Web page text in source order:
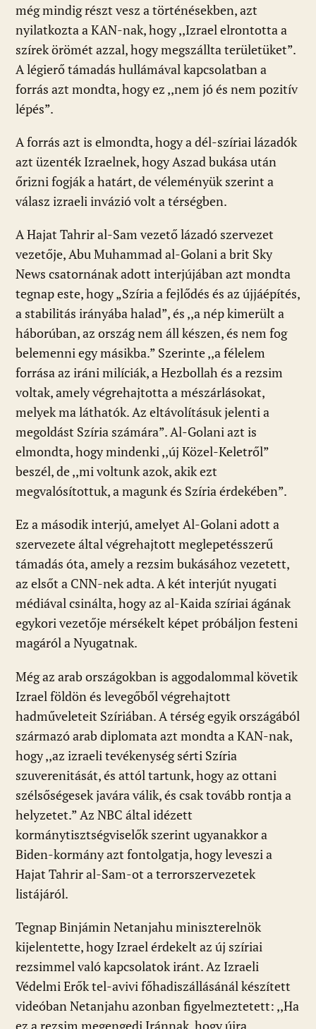
még mindig részt vesz a történésekben, azt
nyilatkozta a KAN-nak, hogy ,,Izrael elrontotta a
szírek örömét azzal, hogy megszállta területüket”.
A légierő támadás hullámával kapcsolatban a
forrás azt mondta, hogy ez ,,nem jó és nem pozitív
lépés”.
A forrás azt is elmondta, hogy a dél-szíriai lázadók
azt üzenték Izraelnek, hogy Aszad bukása után
őrizni fogják a határt, de véleményük szerint a
válasz izraeli invázió volt a térségben.
A Hajat Tahrir al-Sam vezető lázadó szervezet
vezetője, Abu Muhammad al-Golani a brit Sky
News csatornának adott interjújában azt mondta
tegnap este, hogy „Szíria a fejlődés és az újjáépítés,
a stabilitás irányába halad”, és ,,a nép kimerült a
háborúban, az ország nem áll készen, és nem fog
belemenni egy másikba.” Szerinte ,,a félelem
forrása az iráni milíciák, a Hezbollah és a rezsim
voltak, amely végrehajtotta a mészárlásokat,
melyek ma láthatók. Az eltávolításuk jelenti a
megoldást Szíria számára”. Al-Golani azt is
elmondta, hogy mindenki ,,új Közel-Keletről”
beszél, de ,,mi voltunk azok, akik ezt
megvalósítottuk, a magunk és Szíria érdekében”.
Ez a második interjú, amelyet Al-Golani adott a
szervezete által végrehajtott meglepetésszerű
támadás óta, amely a rezsim bukásához vezetett,
az elsőt a CNN-nek adta. A két interjút nyugati
médiával csinálta, hogy az al-Kaida szíriai ágának
egykori vezetője mérsékelt képet próbáljon festeni
magáról a Nyugatnak.
Még az arab országokban is aggodalommal követik
Izrael földön és levegőből végrehajtott
hadműveleteit Szíriában. A térség egyik országából
származó arab diplomata azt mondta a KAN-nak,
hogy ,,az izraeli tevékenység sérti Szíria
szuverenitását, és attól tartunk, hogy az ottani
szélsőségesek javára válik, és csak tovább rontja a
helyzetet.” Az NBC által idézett
kormánytisztségviselők szerint ugyanakkor a
Biden-kormány azt fontolgatja, hogy leveszi a
Hajat Tahrir al-Sam-ot a terrorszervezetek
listájáról.
Tegnap Binjámin Netanjahu miniszterelnök
kijelentette, hogy Izrael érdekelt az új szíriai
rezsimmel való kapcsolatok iránt. Az Izraeli
Védelmi Erők tel-avivi főhadiszállásánál készített
videóban Netanjahu azonban figyelmeztetett: ,,Ha
ez a rezsim megengedi Iránnak, hogy újra